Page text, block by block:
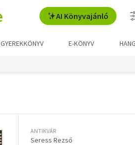
AI Könyvajánló
GYEREKKÖNYV E-KÖNYV
ANTIKVÁR
Seress Rezső